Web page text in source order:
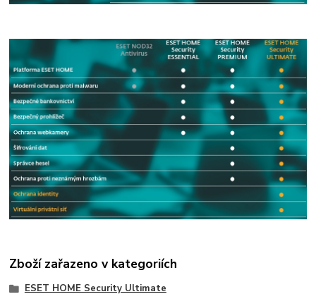
Zboží zařazeno v kategoriích
ESET HOME Security Ultimate